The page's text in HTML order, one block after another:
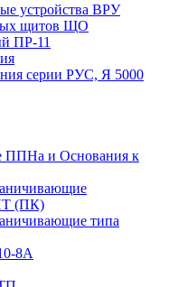
устройства ВРУ
щитов ЩО
ПР-11
серии РУС, Я 5000
ППНа и Основания к
(ПК)
типа
8А